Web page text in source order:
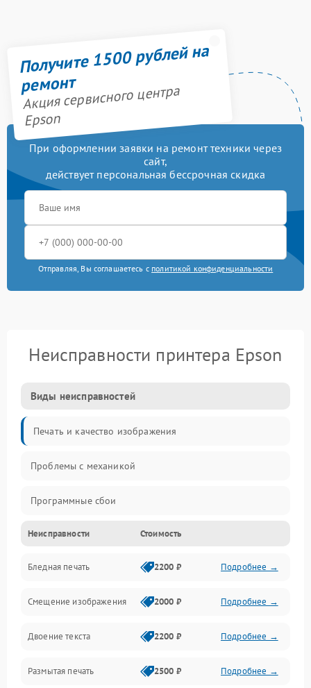
Получите 1500 рублей на
ремонт
Акция сервисного центра
Epson
При оформлении заявки на ремонт техники через
сайт,
действует персональная бессрочная скидка
Отправляя, Вы соглашаетесь с политикой конфиденциальности
Неисправности принтера Epson
Виды неисправностей
Печать и качество изображения
Проблемы с механикой
Программные сбои
Программные ошибки
Картриджи и расходники
Механика и узлы
Подключение и интерфейсы
Панель управления и индикация
Неисправности Стоимость
Бледная печать 2200 ₽ Подробнее →
Смещение изображения 2000 ₽ Подробнее →
Двоение текста 2200 ₽ Подробнее →
Размытая печать 2500 ₽ Подробнее →